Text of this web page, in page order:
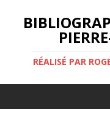
RÉALISÉ PAR